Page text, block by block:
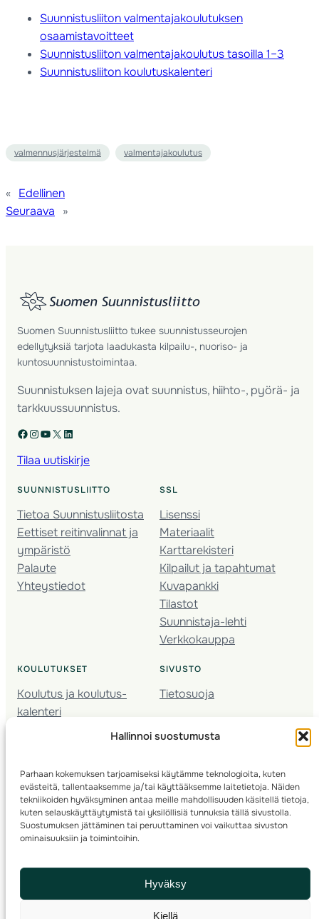
Hallinnoi suostumusta
Parhaan kokemuksen tarjoamiseksi käytämme teknologioita, kuten
evästeitä, tallentaaksemme ja/tai käyttääksemme laitetietoja. Näiden
tekniikoiden hyväksyminen antaa meille mahdollisuuden käsitellä tietoja,
kuten selauskäyttäytymistä tai yksilöllisiä tunnuksia tällä sivustolla.
Suostumuksen jättäminen tai peruuttaminen voi vaikuttaa sivuston
ominaisuuksiin ja toimintoihin.
Hyväksy
Kiellä
Suunnistusliiton valmentajakoulutuksen
osaamistavoitteet
Suunnistusliiton valmentajakoulutus tasoilla 1–3
Suunnistusliiton koulutuskalenteri
valmennusjärjestelmä valmentajakoulutus
« Edellinen
Seuraava
»
Suomen Suunnistusliitto tukee suunnistusseurojen
edellytyksiä tarjota laadukasta kilpailu-, nuoriso- ja
kuntosuunnistustoimintaa.
Suunnistuksen lajeja ovat suunnistus, hiihto-, pyörä- ja
tarkkuussuunnistus.
Facebook Instagram YouTube X LinkedIn
Tilaa uutiskirje
SUUNNISTUSLIITTO
Tietoa Suunnistusliitosta
Eettiset reitinvalinnat ja
ympäristö
Palaute
Yhteystiedot
SSL
Lisenssi
Materiaalit
Karttarekisteri
Kilpailut ja tapahtumat
Kuvapankki
Tilastot
Suunnistaja-lehti
Verkkokauppa
KOULUTUKSET
Koulutus ja koulutus­
kalenteri
Nuorison koulutukset
Kartoitus
Ratamestari
SIVUSTO
Tietosuoja
© 2025 ·Suomen Suunnistusliitto· Valimotie 10, 00380 Helsinki, Finland
info(a)suunnistusliitto.fi,Rastilipun asiat: rastilippu(a)suunnistusliitto.fi
Kilpailut ja kuntorastit – Rastilippu:::Rastilipun ohjeet